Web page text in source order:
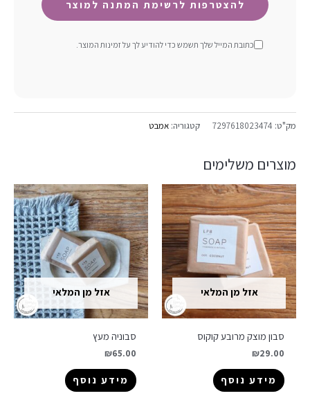
כתובת המייל שלך תשמש כדי להודיע ​​לך על זמינות המוצר.
מק"ט: 7297618023474 קטגוריה: אמבט
מוצרים משלימים
אזל מן המלאי
סבון מוצק מרובע קוקוס
₪29.00
מידע נוסף
אזל מן המלאי
סבוניה מעץ
₪65.00
מידע נוסף